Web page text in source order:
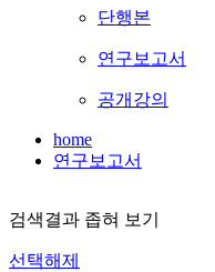
단행본
연구보고서
공개강의
home
연구보고서
검색결과 좁혀 보기
선택해제